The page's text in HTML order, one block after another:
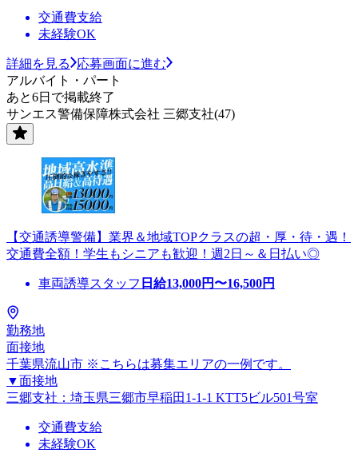
交通費支給
未経験OK
詳細を見る
応募画面に進む
アルバイト・パート
あと6日で掲載終了
サンエス警備保障株式会社 三郷支社(47)
【交通誘導警備】業界＆地域TOPクラスの超・厚・待・遇！
交通費全額！学生もシニアも歓迎！週2日～＆日払い◎
車両誘導スタッフ 日給13,000円〜16,500円
勤務地
面接地
千葉県流山市 ※こちらは募集エリアの一例です。
▼面接地
三郷支社：埼玉県三郷市早稲田1-1-1 KTT5ビル501号室
交通費支給
未経験OK